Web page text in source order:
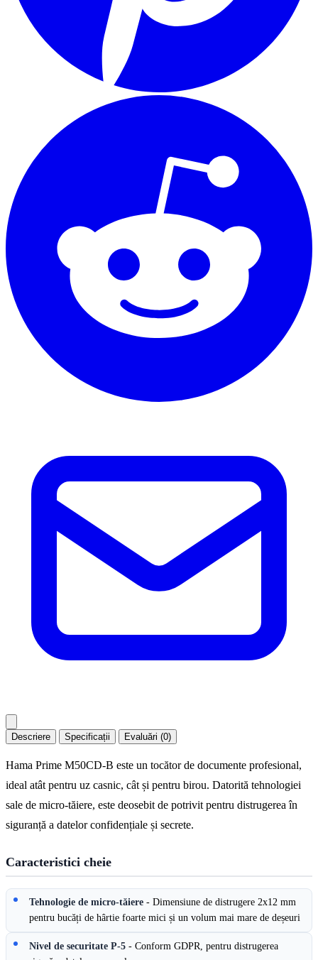
Descriere Specificații Evaluări (0)
Hama Prime M50CD-B este un tocător de documente profesional,
ideal atât pentru uz casnic, cât și pentru birou. Datorită tehnologiei
sale de micro-tăiere, este deosebit de potrivit pentru distrugerea în
siguranță a datelor confidențiale și secrete.
Caracteristici cheie
Tehnologie de micro-tăiere - Dimensiune de distrugere 2x12 mm
pentru bucăți de hârtie foarte mici și un volum mai mare de deșeuri
Nivel de securitate P-5 - Conform GDPR, pentru distrugerea